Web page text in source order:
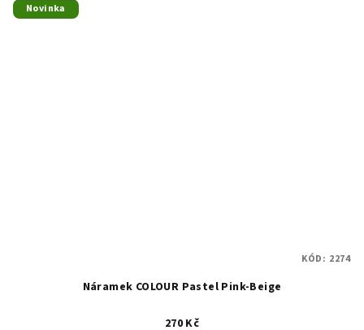
Novinka
Náramek COLOUR Pastel Pink-Beige
270 Kč
KÓD: 2274